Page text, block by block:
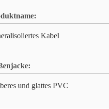
Kabel
und glattes PVC